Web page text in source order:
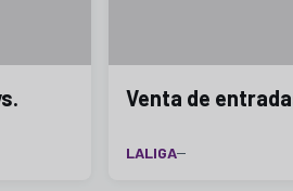
Venta de
LALIGA